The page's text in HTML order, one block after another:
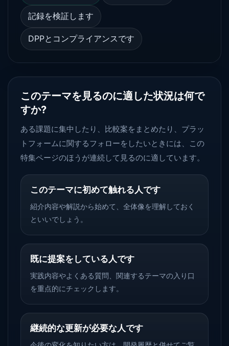
記録を検証します
DPPとコンプライアンスです
このテーマを見るのに適した状況は何で
すか?
ある課題に集中したり、比較案をまとめたり、プラッ
トフォームに関するフォローをしたいときには、この
特集ページのほうが連続して見るのに適しています。
このテーマに初めて触れる人です
紹介内容や解説から始めて、全体像を理解しておく
といいでしょう。
既に提案をしている人です
実践内容やよくある質問、関連するテーマの入り口
を重点的にチェックします。
継続的な更新が必要な人です